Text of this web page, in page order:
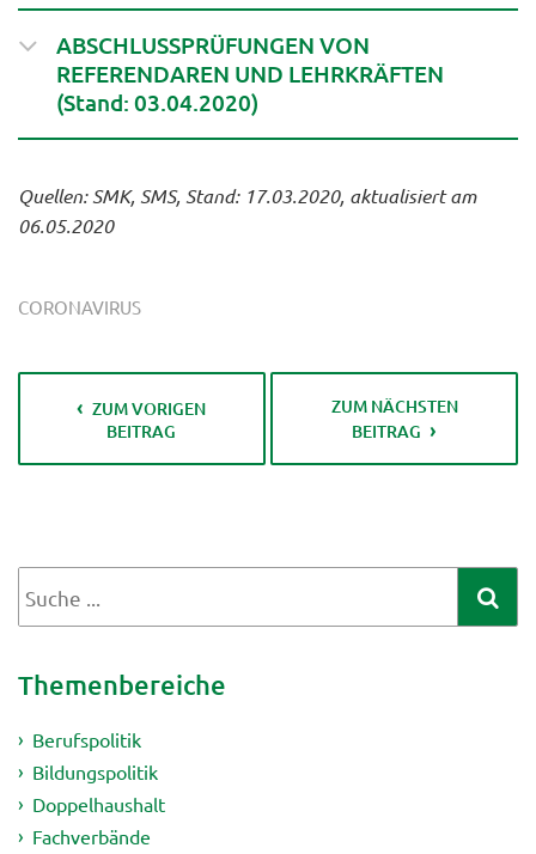
ABSCHLUSSPRÜFUNGEN VON
REFERENDAREN UND LEHRKRÄFTEN
(Stand: 03.04.2020)
Quellen: SMK, SMS, Stand: 17.03.2020, aktualisiert am
06.05.2020
CORONAVIRUS
ZUM VORIGEN
BEITRAG
ZUM NÄCHSTEN
BEITRAG
Themenbereiche
Berufspolitik
Bildungspolitik
Doppelhaushalt
Fachverbände